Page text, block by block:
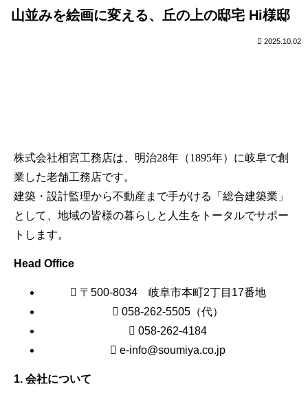
山並みを絵画に変える、丘の上の邸宅 Hi様邸
2025.10.02
株式会社相宮工務店は、 明治28年（1895年）に岐阜で創
業した老舗工務店です。
建築・設計監理から不動産まで手がける「総合建築業」
として、地域の皆様の暮らしと人生をトータルでサポー
トします。
Head Office
〒500-8034 岐阜市本町2丁目17番地
058-262-5505（代）
058-262-4184
e-info@soumiya.co.jp
1. 会社について